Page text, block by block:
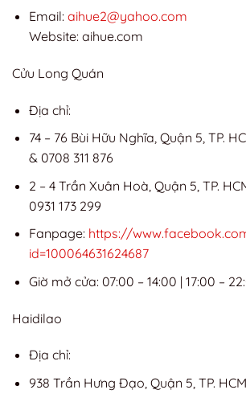
Email: aihue2@yahoo.com
Website: aihue.com
Cửu Long Quán
Địa chỉ:
74 – 76 Bùi Hữu Nghĩa, Quận 5, TP.
& 0708 311 876
2 – 4 Trần Xuân Hoà, Quận 5, TP.
0931 173 299
Fanpage: https://
id=100064631624687
Giờ mở cửa: 07:00 – 14:00 | 17:00 –
Haidilao
Địa chỉ:
938 Trần Hưng Đạo, Quận 5, TP.